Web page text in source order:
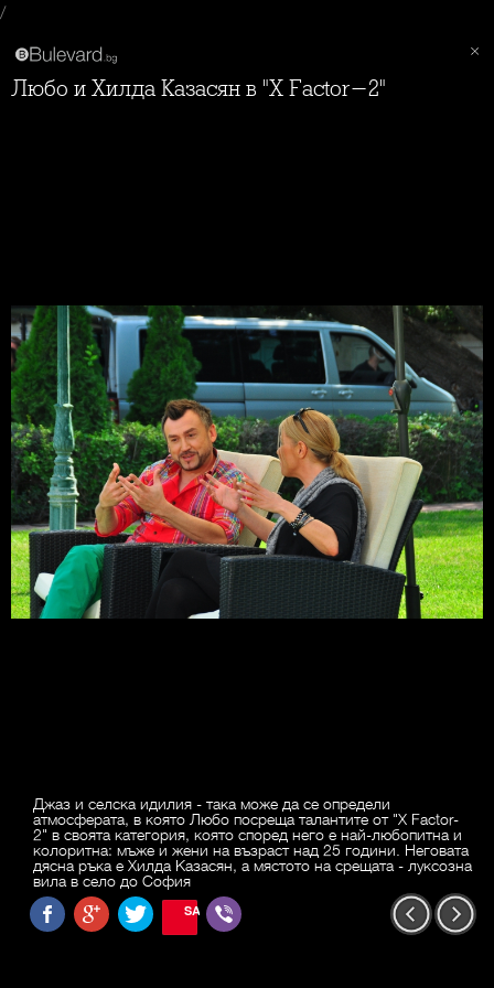
/
Любо и Хилда Казасян в "X Factor-2"
Джаз и селска идилия - така може да се определи
атмосферата, в която Любо посреща талантите от "X Factor-
2" в своята категория, която според него е най-любопитна и
колоритна: мъже и жени на възраст над 25 години. Неговата
дясна ръка е Хилда Казасян, а мястото на срещата - луксозна
вила в село до София
SAVE